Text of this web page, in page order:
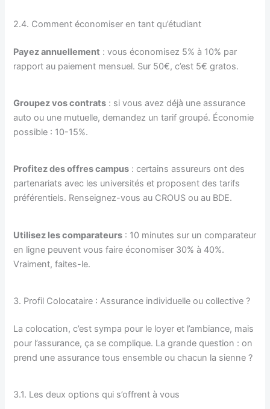
2.4. Comment économiser en tant qu’étudiant
Payez annuellement : vous économisez 5% à 10% par
rapport au paiement mensuel. Sur 50€, c’est 5€ gratos.
Groupez vos contrats : si vous avez déjà une assurance
auto ou une mutuelle, demandez un tarif groupé. Économie
possible : 10-15%.
Profitez des offres campus : certains assureurs ont des
partenariats avec les universités et proposent des tarifs
préférentiels. Renseignez-vous au CROUS ou au BDE.
Utilisez les comparateurs : 10 minutes sur un comparateur
en ligne peuvent vous faire économiser 30% à 40%.
Vraiment, faites-le.
3. Profil Colocataire : Assurance individuelle ou collective ?
La colocation, c’est sympa pour le loyer et l’ambiance, mais
pour l’assurance, ça se complique. La grande question : on
prend une assurance tous ensemble ou chacun la sienne ?
3.1. Les deux options qui s’offrent à vous